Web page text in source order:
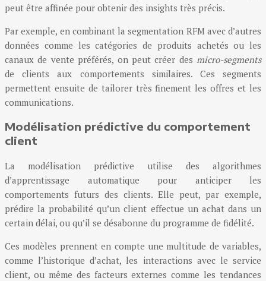
peut être affinée pour obtenir des insights très précis.
Par exemple, en combinant la segmentation RFM avec d’autres
données comme les catégories de produits achetés ou les
canaux de vente préférés, on peut créer des micro-segments
de clients aux comportements similaires. Ces segments
permettent ensuite de tailorer très finement les offres et les
communications.
Modélisation prédictive du comportement
client
La modélisation prédictive utilise des algorithmes
d’apprentissage automatique pour anticiper les
comportements futurs des clients. Elle peut, par exemple,
prédire la probabilité qu’un client effectue un achat dans un
certain délai, ou qu’il se désabonne du programme de fidélité.
Ces modèles prennent en compte une multitude de variables,
comme l’historique d’achat, les interactions avec le service
client, ou même des facteurs externes comme les tendances